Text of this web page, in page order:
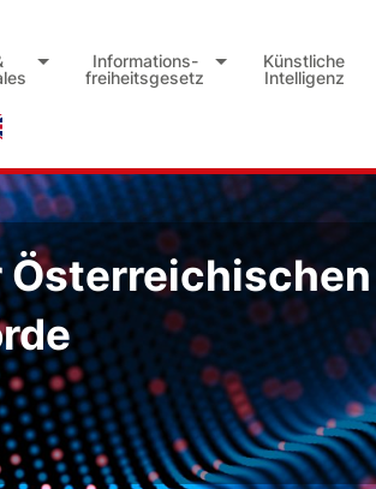
Informations-
freiheitsgesetz
Künstliche
Intelligenz
Österreichischen